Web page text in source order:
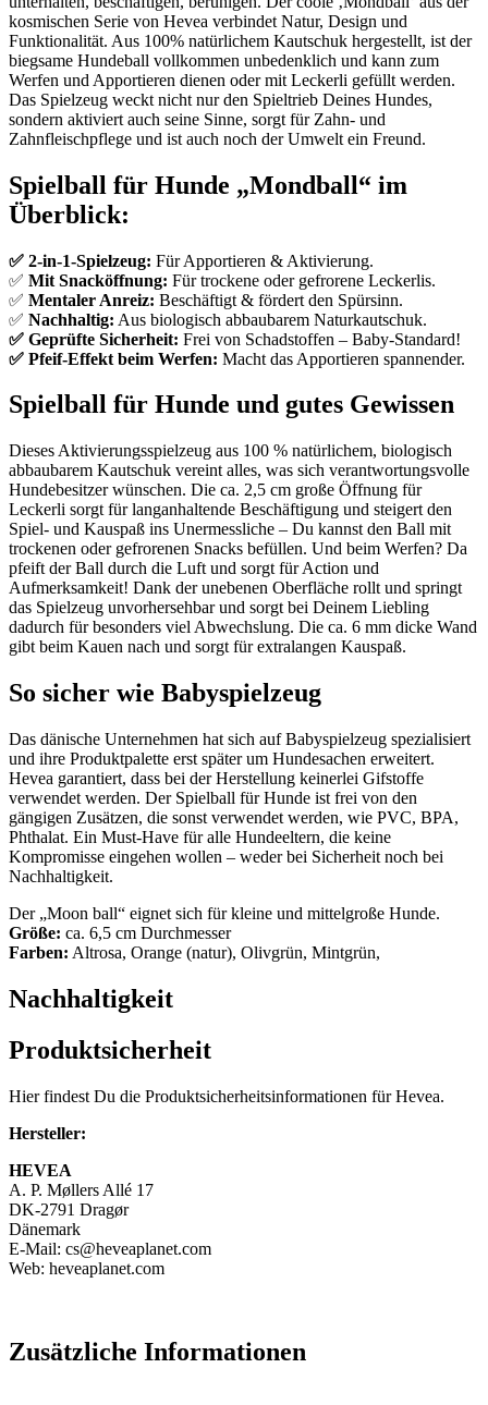
kosmischen Serie von Hevea verbindet Natur, Design und
Funktionalität. Aus 100% natürlichem Kautschuk hergestellt, ist der
biegsame Hundeball vollkommen unbedenklich und kann zum
Werfen und Apportieren dienen oder mit Leckerli gefüllt werden.
Das Spielzeug weckt nicht nur den Spieltrieb Deines Hundes,
sondern aktiviert auch seine Sinne, sorgt für Zahn- und
Zahnfleischpflege und ist auch noch der Umwelt ein Freund.
Spielball für Hunde „Mondball“ im
Überblick:
✅ 2-in-1-Spielzeug: Für Apportieren & Aktivierung.
✅ Mit Snacköffnung: Für trockene oder gefrorene Leckerlis.
✅ Mentaler Anreiz: Beschäftigt & fördert den Spürsinn.
✅ Nachhaltig: Aus biologisch abbaubarem Naturkautschuk.
✅ Geprüfte Sicherheit: Frei von Schadstoffen – Baby-Standard!
✅ Pfeif-Effekt beim Werfen: Macht das Apportieren spannender.
Spielball für Hunde und gutes Gewissen
Dieses Aktivierungsspielzeug aus 100 % natürlichem, biologisch
abbaubarem Kautschuk vereint alles, was sich verantwortungsvolle
Hundebesitzer wünschen. Die ca. 2,5 cm große Öffnung für
Leckerli sorgt für langanhaltende Beschäftigung und steigert den
Spiel- und Kauspaß ins Unermessliche – Du kannst den Ball mit
trockenen oder gefrorenen Snacks befüllen. Und beim Werfen? Da
pfeift der Ball durch die Luft und sorgt für Action und
Aufmerksamkeit! Dank der unebenen Oberfläche rollt und springt
das Spielzeug unvorhersehbar und sorgt bei Deinem Liebling
dadurch für besonders viel Abwechslung. Die ca. 6 mm dicke Wand
gibt beim Kauen nach und sorgt für extralangen Kauspaß.
So sicher wie Babyspielzeug
Das dänische Unternehmen hat sich auf Babyspielzeug spezialisiert
und ihre Produktpalette erst später um Hundesachen erweitert.
Hevea garantiert, dass bei der Herstellung keinerlei Gifstoffe
verwendet werden. Der Spielball für Hunde ist frei von den
gängigen Zusätzen, die sonst verwendet werden, wie PVC, BPA,
Phthalat. Ein Must-Have für alle Hundeeltern, die keine
Kompromisse eingehen wollen – weder bei Sicherheit noch bei
Nachhaltigkeit.
Der „Moon ball“ eignet sich für kleine und mittelgroße Hunde.
Größe: ca. 6,5 cm Durchmesser
Farben: Altrosa, Orange (natur), Olivgrün, Mintgrün,
Nachhaltigkeit
Produktsicherheit
Hier findest Du die Produktsicherheitsinformationen für Hevea.
Hersteller:
HEVEA
A. P. Møllers Allé 17
DK-2791 Dragør
Dänemark
E-Mail: cs@heveaplanet.com
Web: heveaplanet.com
Zusätzliche Informationen